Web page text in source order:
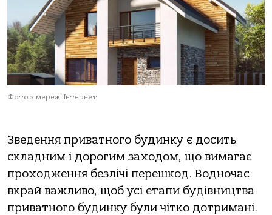
Фото з мережі Інтернет
Зведення приватного будинку є досить
складним і дорогим заходом, що вимагає
проходження безлічі перешкод. Водночас
вкрай важливо, щоб усі етапи будівництва
приватного будинку були чітко дотримані.